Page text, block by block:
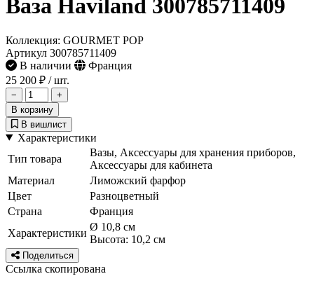
Ваза Haviland 300785711409
Коллекция: GOURMET POP
Артикул 300785711409
В наличии
Франция
25 200 ₽ / шт.
−
+
В корзину
В вишлист
Характеристики
Тип товара
Вазы, Аксессуары для хранения приборов,
Аксессуары для кабинета
Материал
Лиможский фарфор
Цвет
Разноцветный
Страна
Франция
Характеристики
Ø 10,8 см
Высота: 10,2 см
Поделиться
Ссылка скопирована